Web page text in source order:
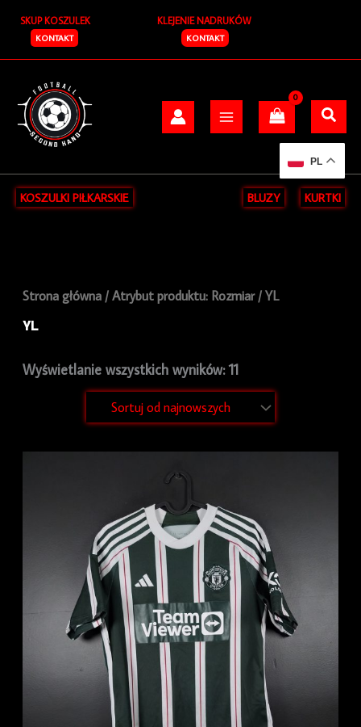
treści
SKUP KOSZULEK
KONTAKT
KLEJENIE NADRUKÓW
KONTAKT
KOSZULKI PIŁKARSKIE BLUZY KURTKI
u
Strona główna/ Atrybut produktu: Rozmiar / YL
YL
Wyświetlanie wszystkich wyników: 11
według
PL